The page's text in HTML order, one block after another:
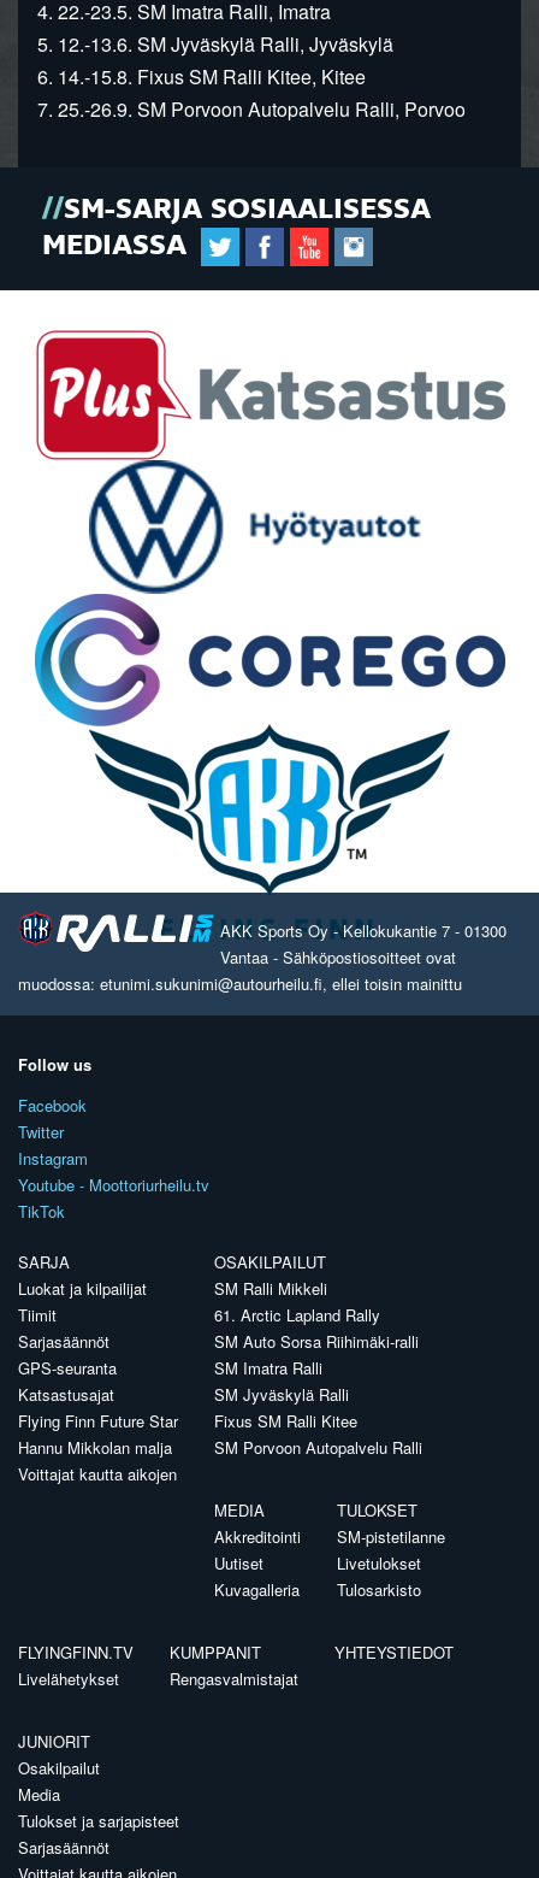
4. 22.-23.5. SM Imatra Ralli, Imatra
5. 12.-13.6. SM Jyväskylä Ralli, Jyväskylä
6. 14.-15.8. Fixus SM Ralli Kitee, Kitee
7. 25.-26.9. SM Porvoon Autopalvelu Ralli, Porvoo
SM-SARJA SOSIAALISESSA
MEDIASSA
AKK Sports Oy - Kellokukantie 7 - 01300
Vantaa - Sähköpostiosoitteet ovat
muodossa: etunimi.sukunimi@autourheilu.fi, ellei toisin mainittu
Follow us
Facebook
Twitter
Instagram
Youtube - Moottoriurheilu.tv
TikTok
SARJA
Luokat ja kilpailijat
Tiimit
Sarjasäännöt
GPS-seuranta
Katsastusajat
Flying Finn Future Star
Hannu Mikkolan malja
Voittajat kautta aikojen
OSAKILPAILUT
SM Ralli Mikkeli
61. Arctic Lapland Rally
SM Auto Sorsa Riihimäki-ralli
SM Imatra Ralli
SM Jyväskylä Ralli
Fixus SM Ralli Kitee
SM Porvoon Autopalvelu Ralli
MEDIA
Akkreditointi
Uutiset
Kuvagalleria
TULOKSET
SM-pistetilanne
Livetulokset
Tulosarkisto
FLYINGFINN.TV
Livelähetykset
KUMPPANIT
Rengasvalmistajat
YHTEYSTIEDOT
JUNIORIT
Osakilpailut
Media
Tulokset ja sarjapisteet
Sarjasäännöt